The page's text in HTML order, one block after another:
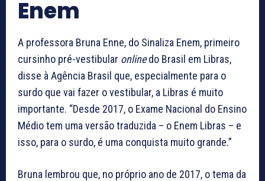
Enem
A professora Bruna Enne, do Sinaliza Enem, primeiro
cursinho pré-vestibular onlinedo Brasil em Libras,
disse à Agência Brasil que, especialmente para o
surdo que vai fazer o vestibular, a Libras é muito
importante. “Desde 2017, o Exame Nacional do Ensino
Médio tem uma versão traduzida – o Enem Libras – e
isso, para o surdo, é uma conquista muito grande.”
Bruna lembrou que, no próprio ano de 2017, o tema da